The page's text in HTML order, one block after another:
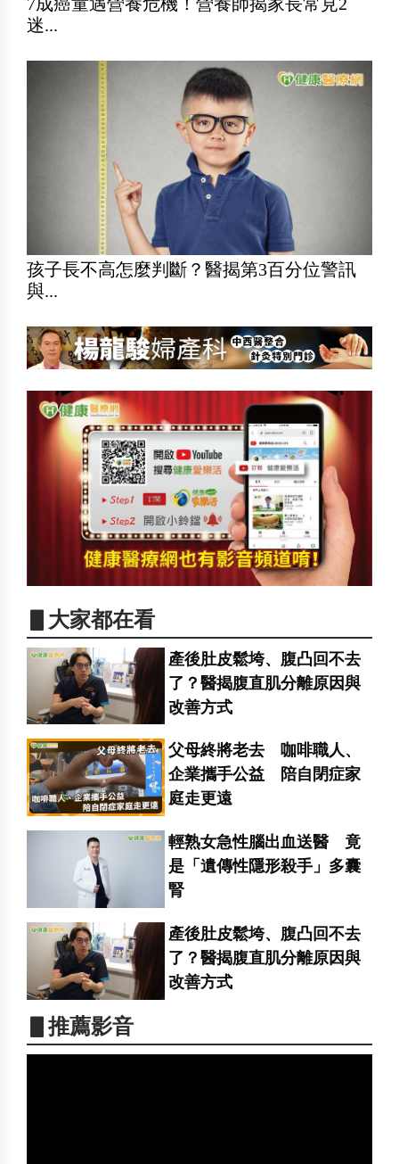
迷...
孩子長不高怎麼判斷？醫揭第3百分位警訊
與...
▋大家都在看
產後肚皮鬆垮、腹凸回不去
了？醫揭腹直肌分離原因與
改善方式
父母終將老去 咖啡職人、
企業攜手公益 陪自閉症家
庭走更遠
輕熟女急性腦出血送醫 竟
是「遺傳性隱形殺手」多囊
腎
產後肚皮鬆垮、腹凸回不去
了？醫揭腹直肌分離原因與
改善方式
▋推薦影音